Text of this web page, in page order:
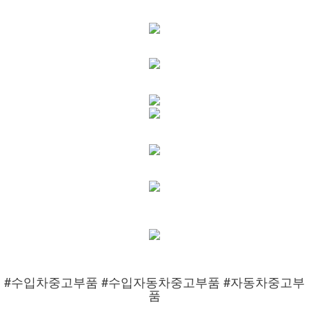
#수입차중고부품 #수입자동차중고부품 #자동차중고부
품